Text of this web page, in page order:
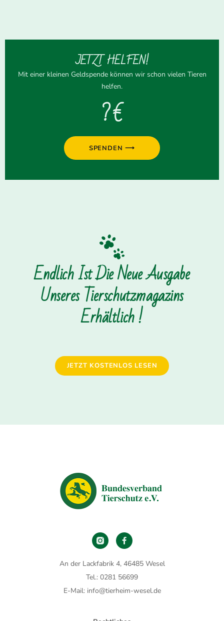
JETZT HELFEN!
Mit einer kleinen Geldspende können wir schon vielen Tieren
helfen.
? €
SPENDEN ⟶
Endlich Ist Die Neue Ausgabe
Unseres Tierschutzmagazins
Erhältlich !
JETZT KOSTENLOS LESEN
An der Lackfabrik 4, 46485 Wesel
Tel.: 0281 56699
E-Mail: info@tierheim-wesel.de